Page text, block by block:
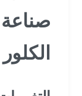
صناعة
الكلور